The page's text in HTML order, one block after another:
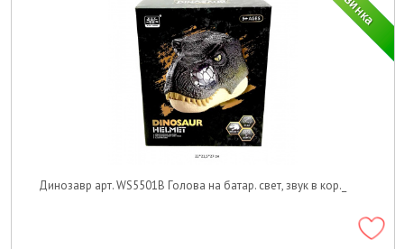
Динозавр арт. WS5501B Голова на батар. свет, звук в кор._